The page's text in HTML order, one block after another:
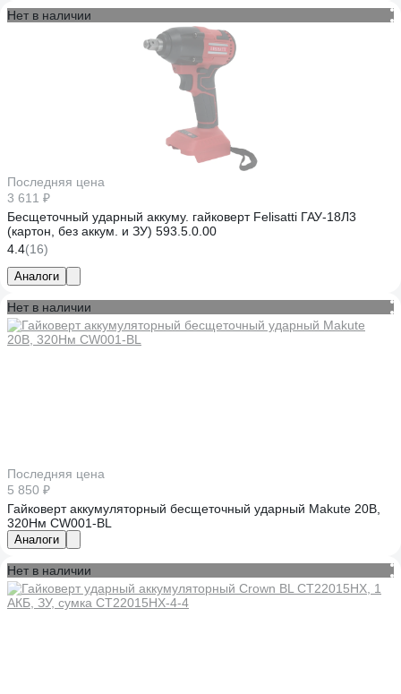
Нет в наличии
Последняя цена
3 611 ₽
Бесщеточный ударный аккуму. гайковерт Felisatti ГАУ-18Л3
(картон, без аккум. и ЗУ) 593.5.0.00
4.4(16)
Аналоги
Нет в наличии
Последняя цена
5 850 ₽
Гайковерт аккумуляторный бесщеточный ударный Makute 20В,
320Нм CW001-BL
Аналоги
Нет в наличии